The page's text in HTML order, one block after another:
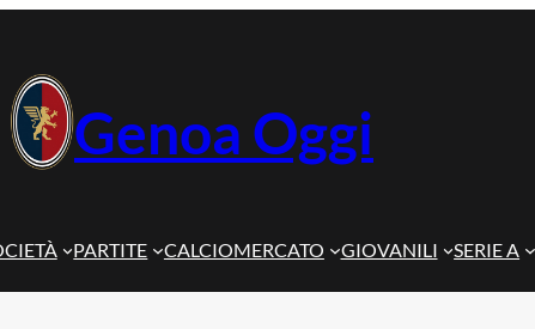
Genoa Oggi
PARTITE CALCIOMERCATO GIOVANILI SERIE A